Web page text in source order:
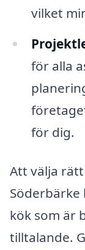
vilket
för alla
för dig.
Att välja
kök som är
tilltalande.